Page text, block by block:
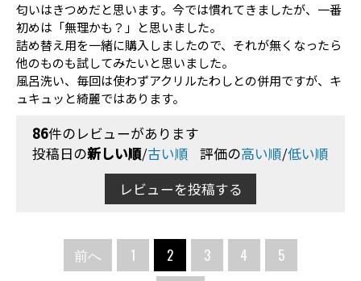
匂いはきつめだと思います。今では慣れてきましたが、一番
初めは「無理かも？」と思いました。
詰め替え用を一緒に購入しましたので、それが無くなったら
他のものも試してみたいと思いました。
風呂洗い、毎回は使わずアクリルたわしとの併用ですが、キ
ュキュッと綺麗ではあります。
86件のレビューがあります
投稿日の新しい順/古い順 評価の高い順/低い順
レビューを投稿する
前へ 1 2 3 4
5